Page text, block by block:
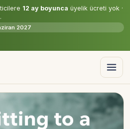
12 ay boyunca üyelik ücreti yok ·
2027